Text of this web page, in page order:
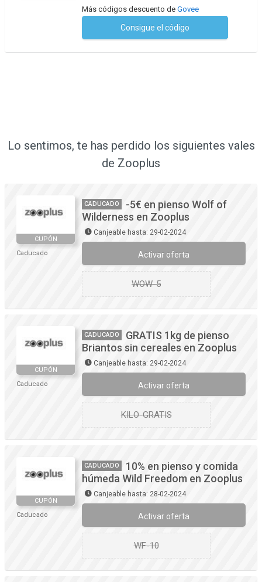
Más códigos descuento de Govee
Consigue el código
Lo sentimos, te has perdido los siguientes vales
de Zooplus
CUPÓN
Caducado
CADUCADO
-5€ en pienso Wolf of
Wilderness en Zooplus
Canjeable hasta: 29-02-2024
Activar oferta
WOW-5
CUPÓN
Caducado
CADUCADO
GRATIS 1kg de pienso
Briantos sin cereales en Zooplus
Canjeable hasta: 29-02-2024
Activar oferta
KILO-GRATIS
CUPÓN
Caducado
CADUCADO
10% en pienso y comida
húmeda Wild Freedom en Zooplus
Canjeable hasta: 28-02-2024
Activar oferta
WF-10